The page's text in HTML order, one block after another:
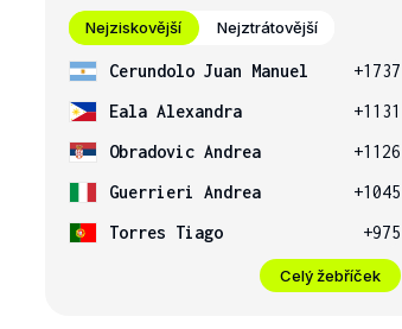
Nejziskovější Nejztrátovější
Cerundolo Juan Manuel
+1737
Eala Alexandra
+1131
Obradovic Andrea
+1126
Guerrieri Andrea
+1045
Torres Tiago
+975
Celý žebříček